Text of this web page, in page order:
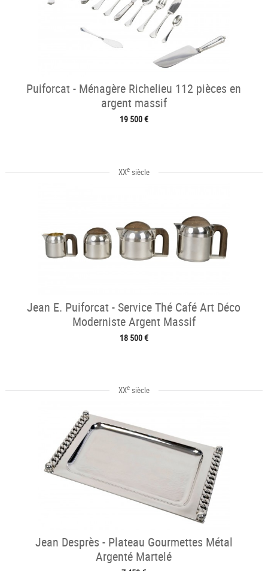
Puiforcat - Ménagère Richelieu 112 pièces en
argent massif
19 500 €
XXesiècle
Jean E. Puiforcat - Service Thé Café Art Déco
Moderniste Argent Massif
18 500 €
XXesiècle
Jean Desprès - Plateau Gourmettes Métal
Argenté Martelé